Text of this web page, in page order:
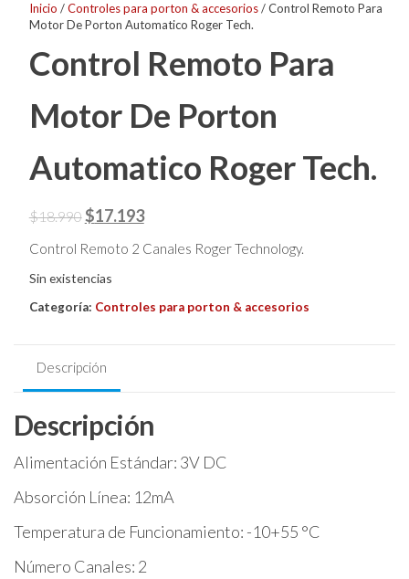
Inicio /Controles para porton & accesorios/ Control Remoto Para
Motor De Porton Automatico Roger Tech.
Control Remoto Para
Motor De Porton
Automatico Roger Tech.
$18.990 El
precio
$18.990.
$17.193El
precio
$17.193.
Control Remoto 2 Canales Roger Technology.
Sin existencias
Categoría: Controles para porton & accesorios
Descripción
Descripción
Alimentación Estándar: 3V DC
Absorción Línea: 12mA
Temperatura de Funcionamiento: -10+55 °C
Número Canales: 2